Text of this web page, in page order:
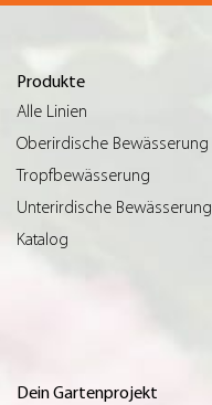
Produkte
Alle Linien
Oberirdische Bewässerung
Tropfbewässerung
Unterirdische Bewässerung
Katalog
Dein Gartenprojekt